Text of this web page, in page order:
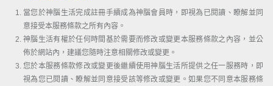
當您於神腦生活完成註冊手續成為神腦會員時，即視為已閱讀、瞭解並同
意接受本服務條款之所有內容。
神腦生活有權於任何時間基於需要而修改或變更本服務條款之內容，並公
佈於網站內，建議您隨時注意相關修改或變更。
您於本服務條款修改或變更後繼續使用神腦生活所提供之任一服務時，即
視為您已閱讀、瞭解並同意接受該等修改或變更。如果您不同意本服務條